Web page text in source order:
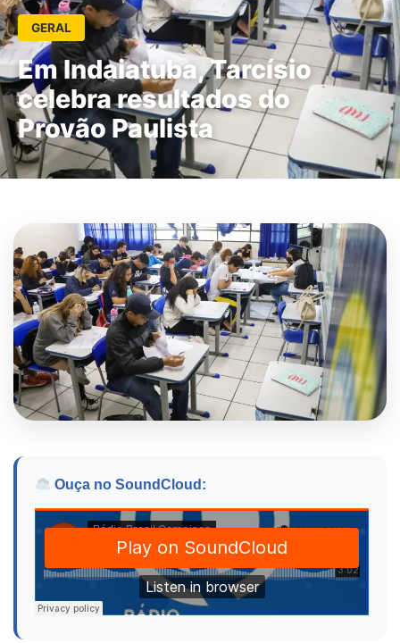
GERAL
Em Indaiatuba, Tarcísio
celebra resultados do
Provão Paulista
Ouça no SoundCloud: